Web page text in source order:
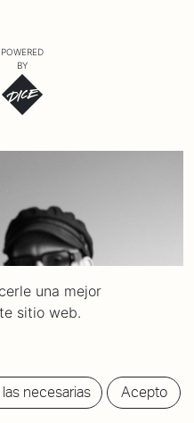
POWERED
BY
una mejor
sitio web.
necesarias Acepto